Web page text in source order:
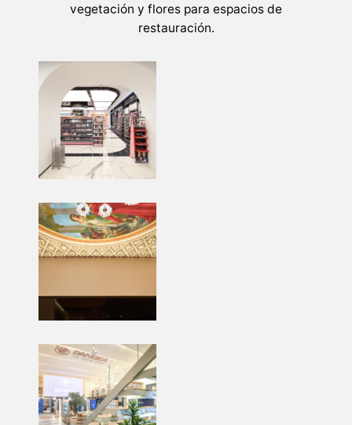
vegetación y flores para espacios de
restauración.